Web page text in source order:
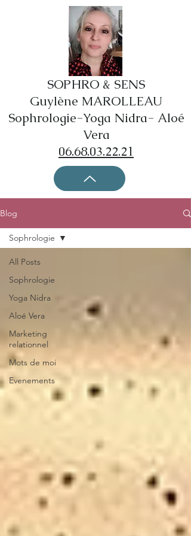
SOPHRO & SENS
Guylène MAROLLEAU
Sophrologie-Yoga Nidra- Aloé
Vera
06.68.03.22.21
Blog
All Posts
Sophrologie
Yoga Nidra
Aloé Vera
Marketing
relationnel
Mots de moi
Evenements
Sophrologie